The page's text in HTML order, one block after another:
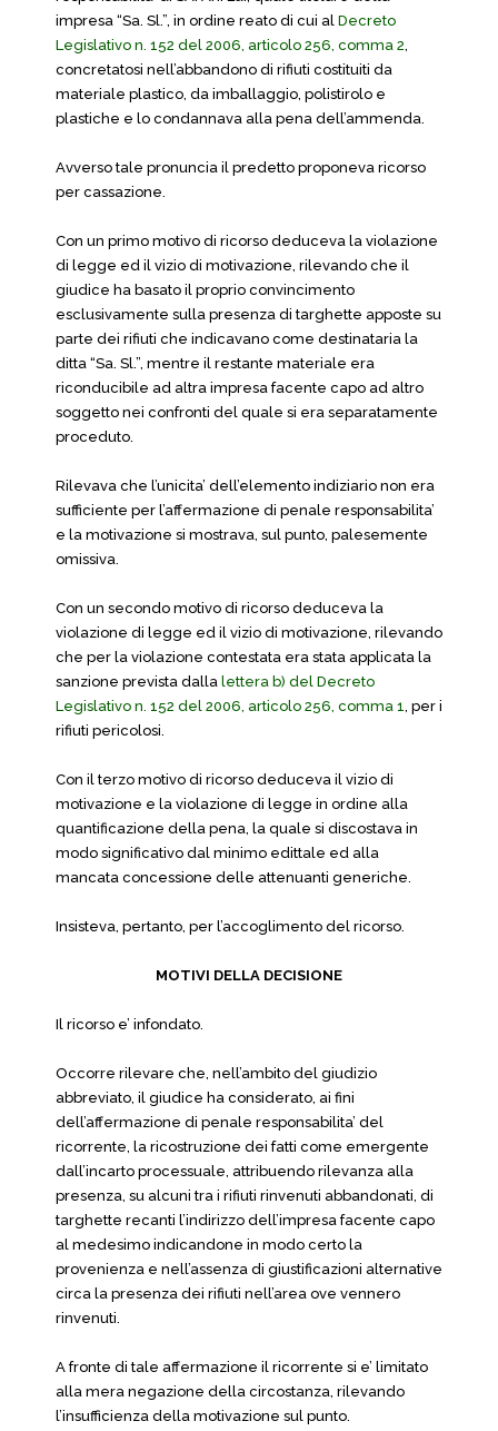
impresa “Sa. Sl.”, in ordine reato di cui al Decreto
Legislativo n. 152 del 2006, articolo 256, comma 2,
concretatosi nell’abbandono di rifiuti costituiti da
materiale plastico, da imballaggio, polistirolo e
plastiche e lo condannava alla pena dell’ammenda.
Avverso tale pronuncia il predetto proponeva ricorso
per cassazione.
Con un primo motivo di ricorso deduceva la violazione
di legge ed il vizio di motivazione, rilevando che il
giudice ha basato il proprio convincimento
esclusivamente sulla presenza di targhette apposte su
parte dei rifiuti che indicavano come destinataria la
ditta “Sa. Sl.”, mentre il restante materiale era
riconducibile ad altra impresa facente capo ad altro
soggetto nei confronti del quale si era separatamente
proceduto.
Rilevava che l’unicita’ dell’elemento indiziario non era
sufficiente per l’affermazione di penale responsabilita’
e la motivazione si mostrava, sul punto, palesemente
omissiva.
Con un secondo motivo di ricorso deduceva la
violazione di legge ed il vizio di motivazione, rilevando
che per la violazione contestata era stata applicata la
sanzione prevista dalla lettera b) del Decreto
Legislativo n. 152 del 2006, articolo 256, comma 1, per i
rifiuti pericolosi.
Con il terzo motivo di ricorso deduceva il vizio di
motivazione e la violazione di legge in ordine alla
quantificazione della pena, la quale si discostava in
modo significativo dal minimo edittale ed alla
mancata concessione delle attenuanti generiche.
Insisteva, pertanto, per l’accoglimento del ricorso.
MOTIVI DELLA DECISIONE
Il ricorso e’ infondato.
Occorre rilevare che, nell’ambito del giudizio
abbreviato, il giudice ha considerato, ai fini
dell’affermazione di penale responsabilita’ del
ricorrente, la ricostruzione dei fatti come emergente
dall’incarto processuale, attribuendo rilevanza alla
presenza, su alcuni tra i rifiuti rinvenuti abbandonati, di
targhette recanti l’indirizzo dell’impresa facente capo
al medesimo indicandone in modo certo la
provenienza e nell’assenza di giustificazioni alternative
circa la presenza dei rifiuti nell’area ove vennero
rinvenuti.
A fronte di tale affermazione il ricorrente si e’ limitato
alla mera negazione della circostanza, rilevando
l’insufficienza della motivazione sul punto.